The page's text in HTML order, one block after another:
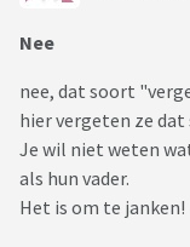
Nee
nee, dat soort
hier vergeten ze
Je wil niet weten
als hun vader.
Het is om te janken!